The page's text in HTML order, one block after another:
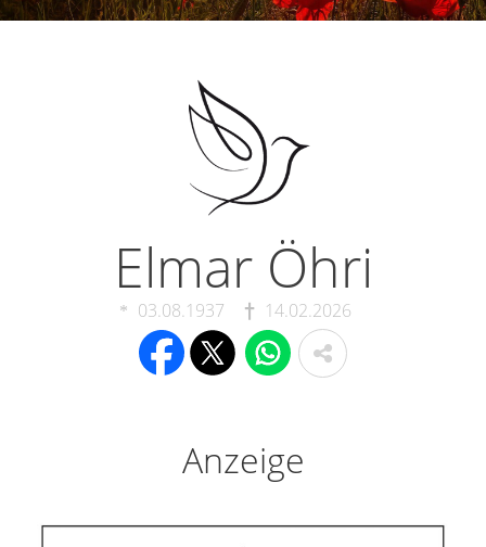
Elmar Öhri
03.08.1937 14.02.2026
Anzeige